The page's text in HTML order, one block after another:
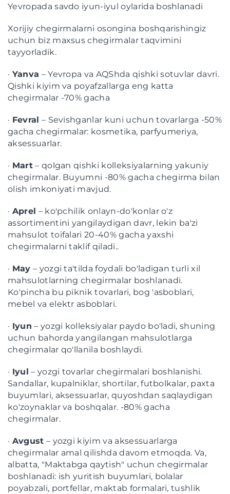
Yevropada savdo iyun-iyul oylarida boshlanadi
Xorijiy chegirmalarni osongina boshqarishingiz
uchun biz maxsus chegirmalar taqvimini
tayyorladik.
· Yanva – Yevropa va AQShda qishki sotuvlar davri.
Qishki kiyim va poyafzallarga eng katta
chegirmalar -70% gacha
· Fevral – Sevishganlar kuni uchun tovarlarga -50%
gacha chegirmalar: kosmetika, parfyumeriya,
aksessuarlar.
· Mart– qolgan qishki kolleksiyalarning yakuniy
chegirmalar. Buyumni -80% gacha chegirma bilan
olish imkoniyati mavjud.
· Aprel – ko'pchilik onlayn-do'konlar o'z
assortimentini yangilaydigan davr, lekin ba'zi
mahsulot toifalari 20-40% gacha yaxshi
chegirmalarni taklif qiladi..
· May – yozgi ta'tilda foydali bo'ladigan turli xil
mahsulotlarning chegirmalar boshlanadi.
Ko'pincha bu piknik tovarlari, bog 'asboblari,
mebel va elektr asboblari.
· Iyun – yozgi kolleksiyalar paydo bo'ladi, shuning
uchun bahorda yangilangan mahsulotlarga
chegirmalar qo'llanila boshlaydi.
· Iyul – yozgi tovarlar chegirmalari boshlanishi.
Sandallar, kupalniklar, shortilar, futbolkalar, paxta
buyumlari, aksessuarlar, quyoshdan saqlaydigan
ko'zoynaklar va boshqalar. -80% gacha
chegirmalar.
· Avgust – yozgi kiyim va aksessuarlarga
chegirmalar amal qilishda davom etmoqda. Va,
albatta, "Maktabga qaytish" uchun chegirmalar
boshlanadi: ish yuritish buyumlari, bolalar
poyabzali, portfellar, maktab formalari, tushlik